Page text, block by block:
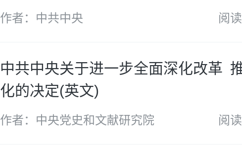
作者：中共中央 阅
中共中央关于进一步全面深化改革
化的决定(英文)
作者：中央党史和文献研究院 阅